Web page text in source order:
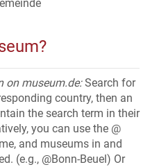
on museum.de:Search for
country, then an
the search term in their
you can use the @
and museums in and
(e.g., @Bonn-Beuel) Or